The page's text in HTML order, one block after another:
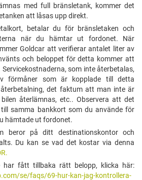
med full bränsletank, kommer det
att låsas upp direkt.
betalar du för bränsletaken och
när du hämtar ut fordonet. När
Goldcar att verifierar antalet liter av
och beloppet för detta kommer att
som inte återbetalas,
förmåner som är kopplade till detta
det faktum att man inte är
återlämnas, etc.. Observera att det
samma bankkort som du använde för
hämtade ut fordonet.
beror på ditt destinationskontor och
Du kan se vad det kostar via denna
fått tillbaka rätt belopp, klicka här:
se/faqs/69-hur-kan-jag-kontrollera-